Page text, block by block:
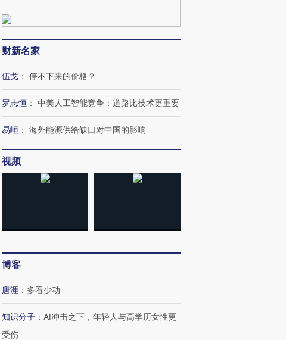
员跨国走私7万
视线｜被称为“蟑螂”的印
走进第四届链博
数智科技“链”接产
财新名家
伍戈 ： 停不下来的价格？
罗志恒 ： 中美人工智能竞争：道路比技术更重要
易峘 ： 海外能源供给缺口对中国的影响
视频
博客
唐涯 ： 多看少动
知识分子 ： AI冲击之下，年轻人与高学历女性更
受伤